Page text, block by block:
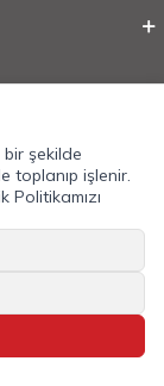
şekilde
toplanıp işlenir.
Politikamızı